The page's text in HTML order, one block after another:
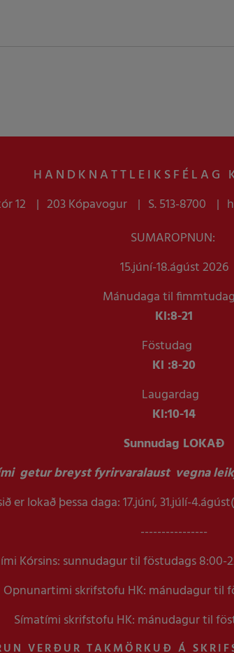
HANDKNATTLEIKSFÉLAG
12
203 Kópavogur S. 513-8700
SUMAROPNUN:
15.júní-18.ágúst 2026
Mánudaga til
Kl:8-21
Föstudag
Kl :8-20
Laugardag
Kl:10-14
Sunnudag LOKAÐ
getur breyst fyrirvaralaust vegna
er lokað þessa daga: 17.júní, 31.júlí-
----------------
Kórsins: sunnudagur til föstudags
Opnunartimi skrifstofu HK: mánudagur til
Símatími skrifstofu HK: mánudagur til
VERÐUR TAKMÖRKUÐ Á